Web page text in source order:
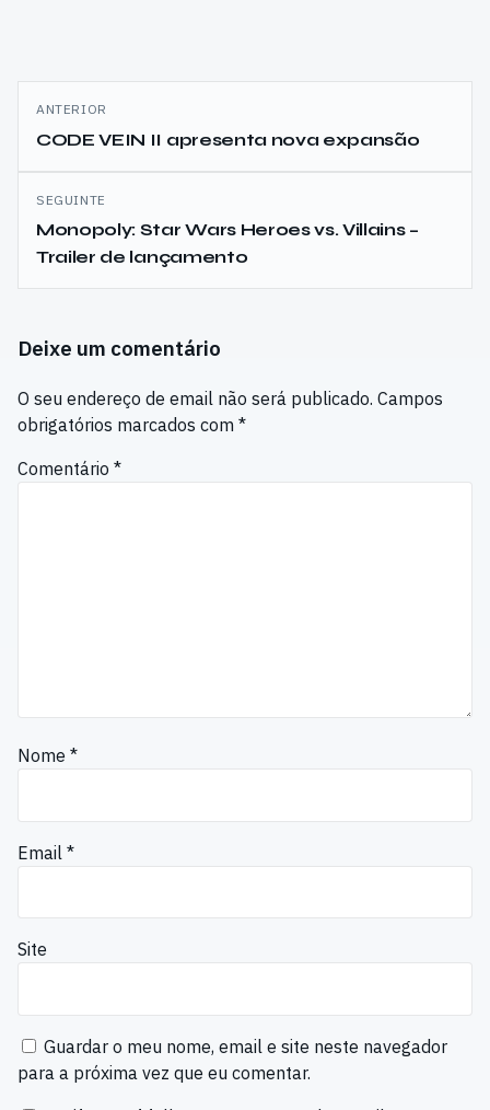
Navegação
de
artigos
ANTERIOR
CODE VEIN II apresenta nova expansão
SEGUINTE
Monopoly: Star Wars Heroes vs. Villains –
Trailer de lançamento
Deixe um comentário
O seu endereço de email não será publicado. Campos
obrigatórios marcados com *
Comentário *
Nome *
Email *
Site
Guardar o meu nome, email e site neste navegador
para a próxima vez que eu comentar.